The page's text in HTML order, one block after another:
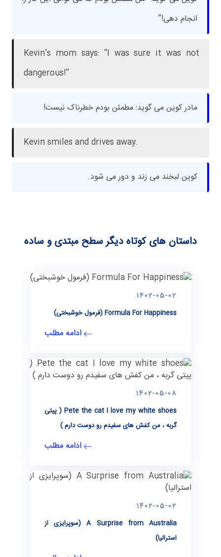
انجام دهی!”
Kevin’s mom says: “I was sure it was not
dangerous!”
مادر کوین می گوید: مطمئن بودم خطرناک نیست!
Kevin smiles and drives away.
کوین لبخند می زند و دور می شود.
داستان های کوتاه دیگر سطح مبتدی و ساده
1402-05-02
Formula For Happiness (فرمول خوشبختی)
ادامه مطلب
1402-05-08
Pete the cat I love my white shoes ( پیتی
گربه ، من کفش های سفیدم رو دوست دارم )
ادامه مطلب
1402-05-02
A Surprise from Australia (سوپرایزی از
استرالیا)